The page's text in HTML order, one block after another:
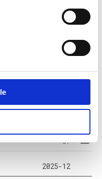
2025-12
-
38
37
2025-12